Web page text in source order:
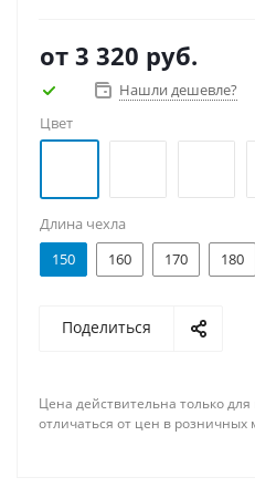
стяжки для фиксации лыж.
от 3 320 руб.
Нашли дешевле?
Цвет
Длина чехла
150
160 170 180
Поделиться
Цена действительна только
отличаться от цен в розничных